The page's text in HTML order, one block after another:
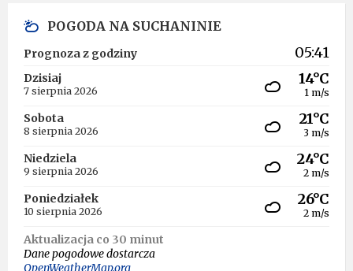
POGODA NA SUCHANINIE
Prognoza z godziny 05:41
Dzisiaj
7 sierpnia 2026
14°C
1 m/s
Sobota
8 sierpnia 2026
21°C
3 m/s
Niedziela
9 sierpnia 2026
24°C
2 m/s
Poniedziałek
10 sierpnia 2026
26°C
2 m/s
Aktualizacja co 30 minut
Dane pogodowe dostarcza
OpenWeatherMap.org